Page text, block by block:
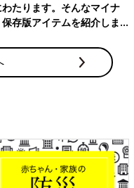
、リモコン＋電球がセ
！まるいコロンとしたフ
たります。そんなマイナ
存版アイテムを紹介しま